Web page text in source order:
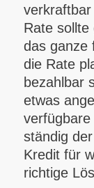
Rate sollte
das ganze
die Rate
bezahlbar
etwas
verfügbare
ständig
Kredit für
richtige